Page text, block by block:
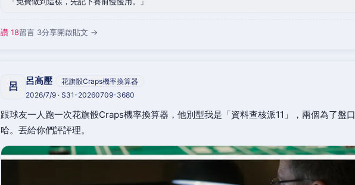
讚 18留言 3分享開啟貼文 →
呂 呂高壓
花旗骰Craps機率換算器
2026/7/9 · S31-20260709-3680
跟球友一人跑一次花旗骰Craps機率換算器，他別型我是「資料查核派11」，兩個為了盤
哈。丟給你們評評理。